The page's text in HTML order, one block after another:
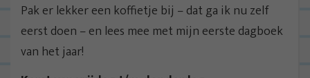
Pak er lekker een koffietje bij – dat ga ik nu zelf
eerst doen – en lees mee met mijn eerste dagboek
van het jaar!